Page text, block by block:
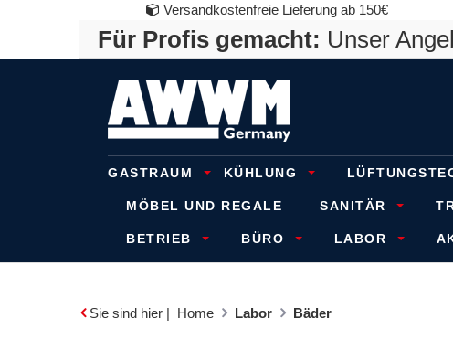
Versandkostenfreie Lieferung ab 150€
Für Profis gemacht: Unser
GASTRAUM KÜHLUNG
MÖBEL UND REGALE SANITÄR
BETRIEB BÜRO LABOR
Sie sind hier | Home Labor Bäder